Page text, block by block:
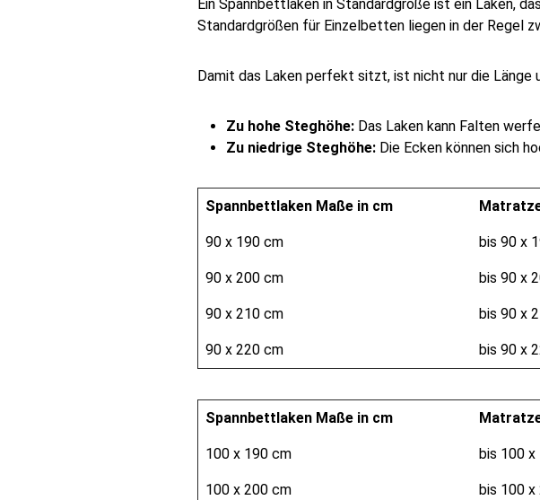
Ein Spannbettlaken in Standardgröße ist ein Laken,
Standardgrößen für Einzelbetten liegen in der Regel
Damit das Laken perfekt sitzt, ist nicht nur die
Zu hohe Steghöhe: Das Laken kann Falten
Zu niedrige Steghöhe: Die Ecken können sich
Spannbettlaken Maße in cm
90 x 190 cm bis 90 x
90 x 200 cm bis 90 x
90 x 210 cm bis 90 x
90 x 220 cm bis 90 x
Spannbettlaken Maße in cm
100 x 190 cm bis 100
100 x 200 cm bis 100